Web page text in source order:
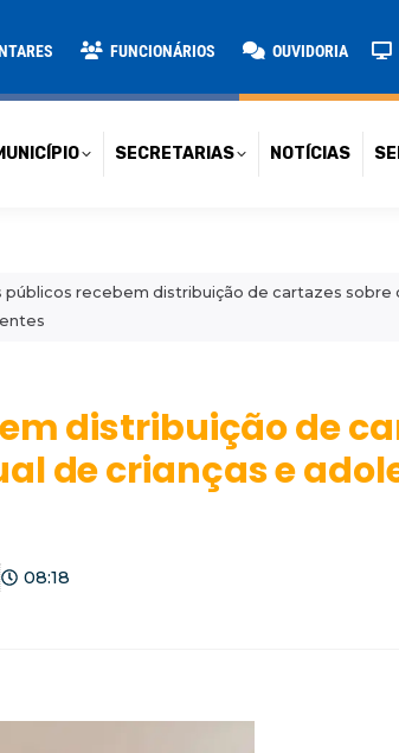
FUNCIONÁRIOS OUVIDORIA
SECRETARIAS NOTÍCIAS
públicos recebem distribuição de cartazes sobre
distribuição de
de crianças e
08:18